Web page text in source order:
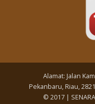
Alamat: Jalan
Pekanbaru, Riau,
© 2017 |